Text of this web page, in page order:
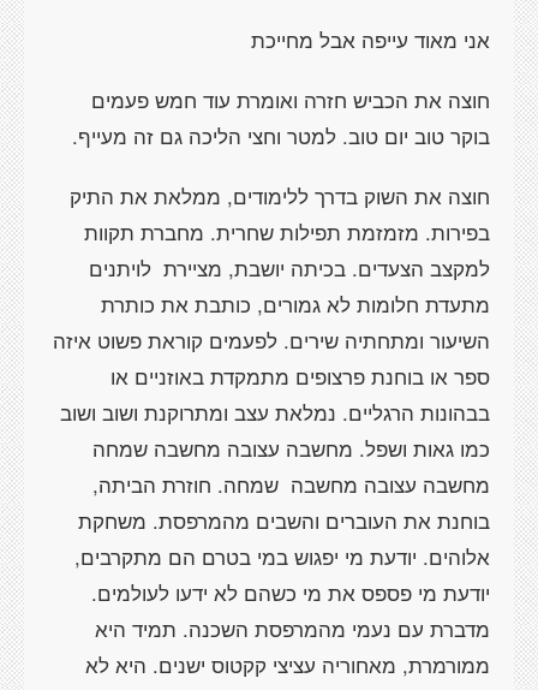
אני מאוד עייפה אבל מחייכת
חוצה את הכביש חזרה ואומרת עוד חמש פעמים
בוקר טוב יום טוב. למטר וחצי הליכה גם זה מעייף.
חוצה את השוק בדרך ללימודים, ממלאת את התיק
בפירות. מזמזמת תפילות שחרית. מחברת תקוות
למקצב הצעדים. בכיתה יושבת, מציירת לויתנים
מתעדת חלומות לא גמורים, כותבת את כותרת
השיעור ומתחתיה שירים. לפעמים קוראת פשוט איזה
ספר או בוחנת פרצופים מתמקדת באוזניים או
בבהונות הרגליים. נמלאת עצב ומתרוקנת ושוב ושוב
כמו גאות ושפל. מחשבה עצובה מחשבה שמחה
מחשבה עצובה מחשבה שמחה. חוזרת הביתה,
בוחנת את העוברים והשבים מהמרפסת. משחקת
אלוהים. יודעת מי יפגוש במי בטרם הם מתקרבים,
יודעת מי פספס את מי כשהם לא ידעו לעולמים.
מדברת עם נעמי מהמרפסת השכנה. תמיד היא
ממורמרת, מאחוריה עציצי קקטוס ישנים. היא לא